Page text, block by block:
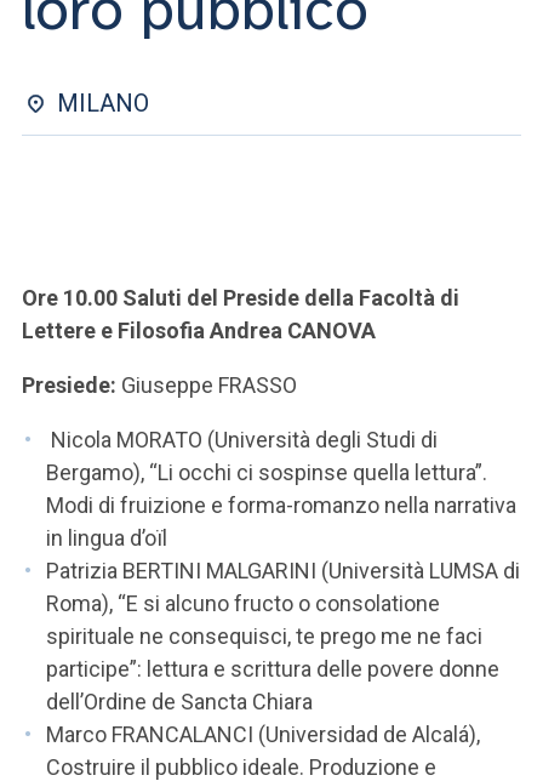
ACCEDI A CLOUDMAIL
MILANO
Ore 10.00 Saluti del Preside della Facoltà di
Lettere e Filosofia Andrea CANOVA
Presiede: Giuseppe FRASSO
Nicola MORATO (Università degli Studi di
Bergamo), “Li occhi ci sospinse quella lettura”.
Modi di fruizione e forma-romanzo nella narrativa
in lingua d’oïl
Patrizia BERTINI MALGARINI (Università LUMSA di
Roma), “E si alcuno fructo o consolatione
spirituale ne consequisci, te prego me ne faci
participe”: lettura e scrittura delle povere donne
dell’Ordine de Sancta Chiara
Marco FRANCALANCI (Universidad de Alcalá),
Costruire il pubblico ideale. Produzione e